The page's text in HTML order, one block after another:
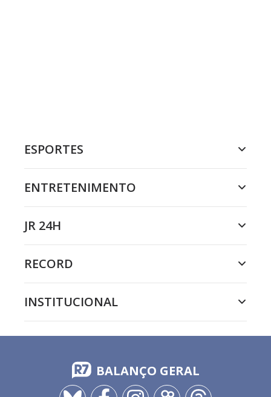
ESPORTES
ENTRETENIMENTO
JR 24H
RECORD
INSTITUCIONAL
BALANÇO GERAL